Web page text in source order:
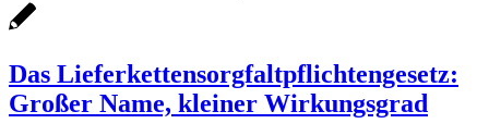
Das Lieferkettensorgfaltpflichtengesetz:
Großer Name, kleiner Wirkungsgrad